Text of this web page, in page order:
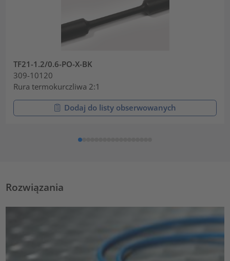
TF21-1.2/0.6-PO-X-BK
309-10120
Rura termokurczliwa 2:1
Dodaj do listy obserwowanych
Rozwiązania